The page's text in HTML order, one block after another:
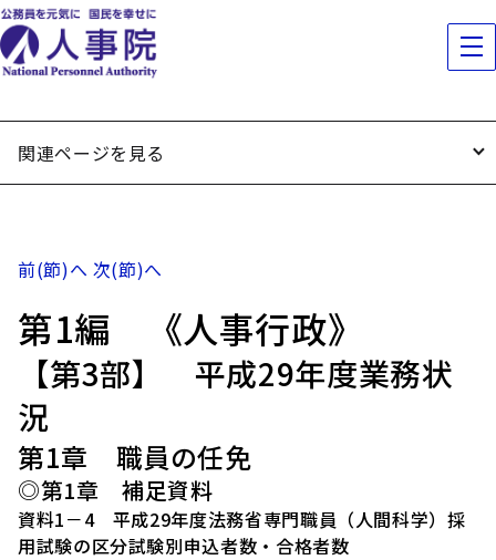
関連ページを見る
前(節)へ 次(節)へ
第1編 《人事行政》
【第3部】 平成29年度業務状
況
第1章 職員の任免
◎第1章 補足資料
資料1－4 平成29年度法務省専門職員（人間科学）採
用試験の区分試験別申込者数・合格者数